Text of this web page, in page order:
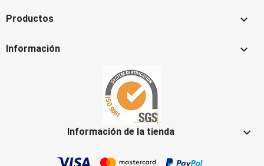
Productos 
Información 
Información de la tienda 